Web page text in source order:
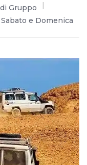
Gruppo
e Domenica